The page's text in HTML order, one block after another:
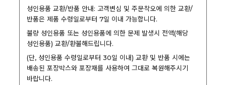
성인용품 교환/반품 안내: 고객변심 및 주문착오에 의한 교환/
반품은 제품 수령일로부터 7일 이내 가능합니다.
불량 성인용품 또는 성인용품에 의한 문제 발생시 전액(해당
성인용품) 교환/환불해드립니다.
(단, 성인용품 수령일로부터 30일 이내) 교환 및 반품 시에는
배송된 포장박스와 포장재를 사용하여 그대로 복원해주시기
바랍니다.